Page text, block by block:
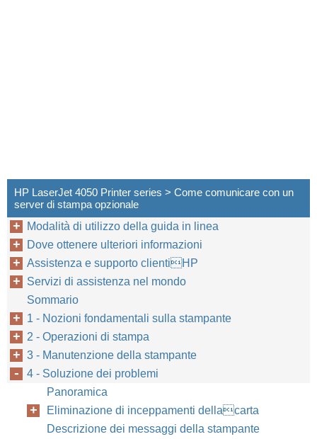
HP LaserJet 4050 Printer series > Come comunicare con un
server di stampa opzionale
Modalità di utilizzo della guida in linea
Dove ottenere ulteriori informazioni
Assistenza e supporto clientiHP
Servizi di assistenza nel mondo
Sommario
1 - Nozioni fondamentali sulla stampante
2 - Operazioni di stampa
3 - Manutenzione della stampante
4 - Soluzione dei problemi
Panoramica
Eliminazione di inceppamenti dellacarta
Descrizione dei messaggi della stampante